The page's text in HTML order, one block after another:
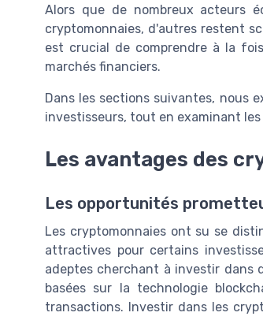
Alors que de nombreux acteurs
cryptomonnaies, d'autres restent
est crucial de comprendre à la
marchés financiers.
Dans les sections suivantes, nous
investisseurs, tout en examinant
Les avantages des
Les opportunités
Les cryptomonnaies ont su se
attractives pour certains
adeptes cherchant à investir dans
basées sur la technologie
transactions. Investir dans les